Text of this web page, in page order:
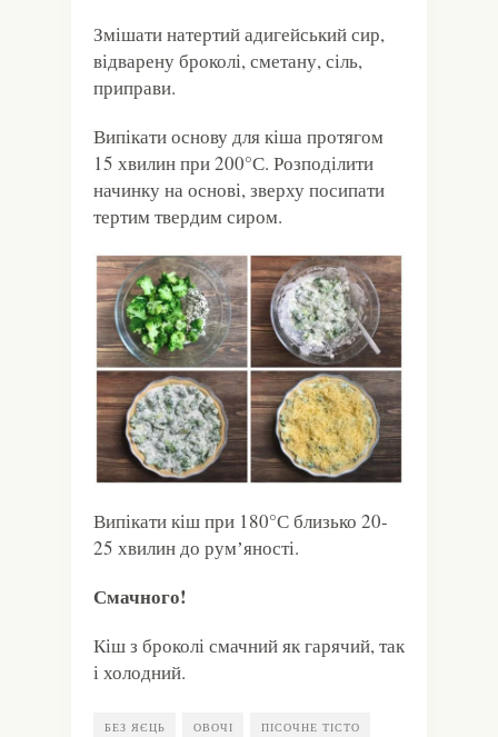
Змішати натертий адигейський сир,
відварену броколі, сметану, сіль,
приправи.
Випікати основу для кіша протягом
15 хвилин при 200°С. Розподілити
начинку на основі, зверху посипати
тертим твердим сиром.
Випікати кіш при 180°С близько 20-
25 хвилин до румʼяності.
Смачного!
Кіш з броколі смачний як гарячий, так
і холодний.
БЕЗ ЯЄЦЬ ОВОЧІ ПІСОЧНЕ ТІСТО